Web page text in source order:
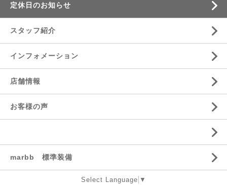
定休日のお知らせ
スタッフ紹介
インフォメーション
店舗情報
お客様の声
marbb 標準装備
Select Language ▼